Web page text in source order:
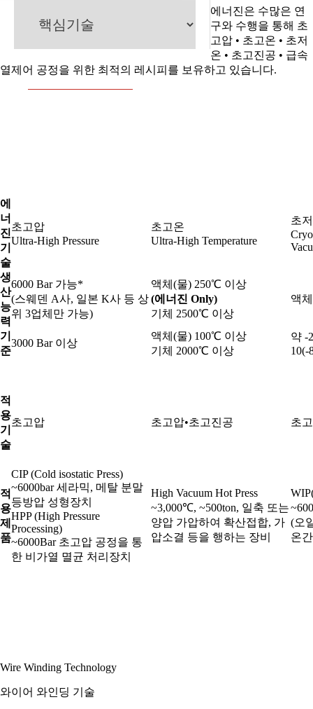
에너진은 수많은 연
구와 수행을 통해 초
고압 • 초고온 • 초저
온 • 초고진공 • 급속
열제어 공정을 위한 최적의 레시피를 보유하고 있습니다.
에
너
진
기
술
초고압
Ultra-High Pressure
초고온
Ultra-High Temperature
초
생
산
능
력
6000 Bar 가능*
(스웨덴 A사, 일본 K사 등 상
위 3업체만 가능)
액체(물) 250℃ 이상
(에너진 Only)
기체 2500℃ 이상
액
기
준
3000 Bar 이상
액체(물) 100℃ 이상
기체 2000℃ 이상
약 -
10(-
적
용
기
술
초고압 초고압•초고진공 초
적
용
제
품
CIP (Cold isostatic Press)
~6000bar 세라믹, 메탈 분말
등방압 성형장치
HPP (High Pressure
Processing)
~6000Bar 초고압 공정을 통
한 비가열 멸균 처리장치
High Vacuum Hot Press
~3,000℃, ~500ton, 일축 또는
양압 가압하여 확산접합, 가
압소결 등을 행하는 장비
(오
온
Wire Winding Technology
와이어 와인딩 기술